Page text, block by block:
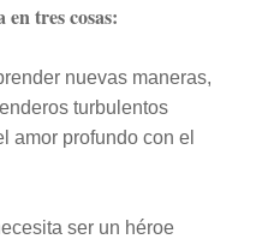
en tres cosas:
nuevas maneras,
turbulentos
amor profundo con el
ser un héroe